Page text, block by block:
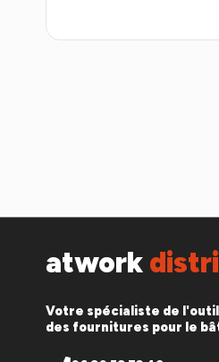
atwork
Votre spécialiste de
des fournitures pour le